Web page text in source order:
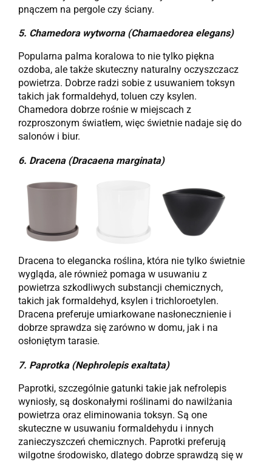
pnączem na pergole czy ściany.
5. Chamedora wytworna (Chamaedorea elegans)
Popularna palma koralowa to nie tylko piękna
ozdoba, ale także skuteczny naturalny oczyszczacz
powietrza. Dobrze radzi sobie z usuwaniem toksyn
takich jak formaldehyd, toluen czy ksylen.
Chamedora dobrze rośnie w miejscach z
rozproszonym światłem, więc świetnie nadaje się do
salonów i biur.
6. Dracena (Dracaena marginata)
Dracena to elegancka roślina, która nie tylko świetnie
wygląda, ale również pomaga w usuwaniu z
powietrza szkodliwych substancji chemicznych,
takich jak formaldehyd, ksylen i trichloroetylen.
Dracena preferuje umiarkowane nasłonecznienie i
dobrze sprawdza się zarówno w domu, jak i na
osłoniętym tarasie.
7. Paprotka (Nephrolepis exaltata)
Paprotki, szczególnie gatunki takie jak nefrolepis
wyniosły, są doskonałymi roślinami do nawilżania
powietrza oraz eliminowania toksyn. Są one
skuteczne w usuwaniu formaldehydu i innych
zanieczyszczeń chemicznych. Paprotki preferują
wilgotne środowisko, dlatego dobrze sprawdzą się w